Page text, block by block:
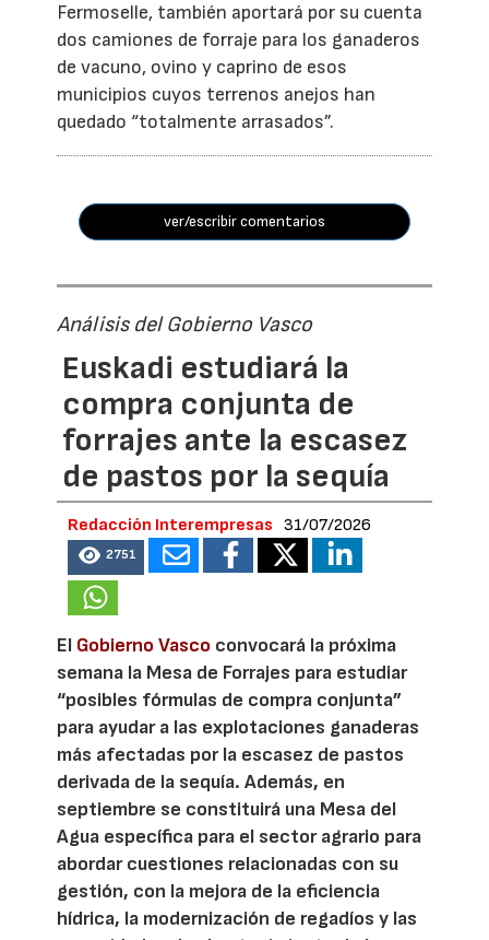
Fermoselle, también aportará por su cuenta
dos camiones de forraje para los ganaderos
de vacuno, ovino y caprino de esos
municipios cuyos terrenos anejos han
quedado “totalmente arrasados”.
ver/escribir comentarios
Análisis del Gobierno Vasco
Euskadi estudiará la
compra conjunta de
forrajes ante la escasez
de pastos por la sequía
Redacción Interempresas 31/07/2026
2751
El Gobierno Vasco convocará la próxima
semana la Mesa de Forrajes para estudiar
“posibles fórmulas de compra conjunta”
para ayudar a las explotaciones ganaderas
más afectadas por la escasez de pastos
derivada de la sequía. Además, en
septiembre se constituirá una Mesa del
Agua específica para el sector agrario para
abordar cuestiones relacionadas con su
gestión, con la mejora de la eficiencia
hídrica, la modernización de regadíos y las